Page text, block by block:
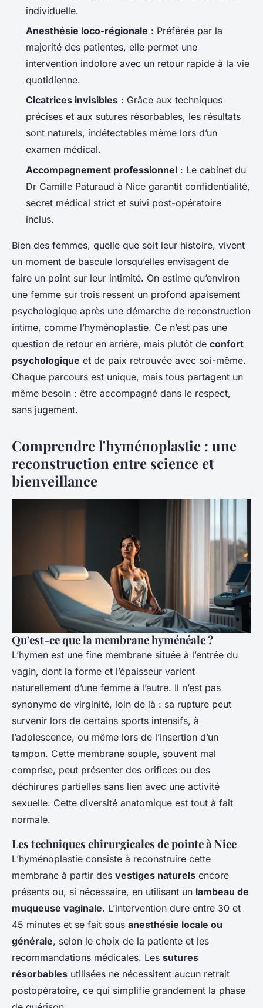
individuelle.
Anesthésie loco-régionale : Préférée par la
majorité des patientes, elle permet une
intervention indolore avec un retour rapide à la vie
quotidienne.
Cicatrices invisibles : Grâce aux techniques
précises et aux sutures résorbables, les résultats
sont naturels, indétectables même lors d’un
examen médical.
Accompagnement professionnel : Le cabinet du
Dr Camille Paturaud à Nice garantit confidentialité,
secret médical strict et suivi post-opératoire
inclus.
Bien des femmes, quelle que soit leur histoire, vivent
un moment de bascule lorsqu’elles envisagent de
faire un point sur leur intimité. On estime qu’environ
une femme sur trois ressent un profond apaisement
psychologique après une démarche de reconstruction
intime, comme l’hyménoplastie. Ce n’est pas une
question de retour en arrière, mais plutôt de confort
psychologique et de paix retrouvée avec soi-même.
Chaque parcours est unique, mais tous partagent un
même besoin : être accompagné dans le respect,
sans jugement.
Comprendre l'hyménoplastie : une
reconstruction entre science et
bienveillance
Qu'est-ce que la membrane hyménéale ?
L’hymen est une fine membrane située à l’entrée du
vagin, dont la forme et l’épaisseur varient
naturellement d’une femme à l’autre. Il n’est pas
synonyme de virginité, loin de là : sa rupture peut
survenir lors de certains sports intensifs, à
l’adolescence, ou même lors de l’insertion d’un
tampon. Cette membrane souple, souvent mal
comprise, peut présenter des orifices ou des
déchirures partielles sans lien avec une activité
sexuelle. Cette diversité anatomique est tout à fait
normale.
Les techniques chirurgicales de pointe à Nice
L’hyménoplastie consiste à reconstruire cette
membrane à partir des vestiges naturels encore
présents ou, si nécessaire, en utilisant un lambeau de
muqueuse vaginale. L’intervention dure entre 30 et
45 minutes et se fait sous anesthésie locale ou
générale, selon le choix de la patiente et les
recommandations médicales. Les sutures
résorbables utilisées ne nécessitent aucun retrait
postopératoire, ce qui simplifie grandement la phase